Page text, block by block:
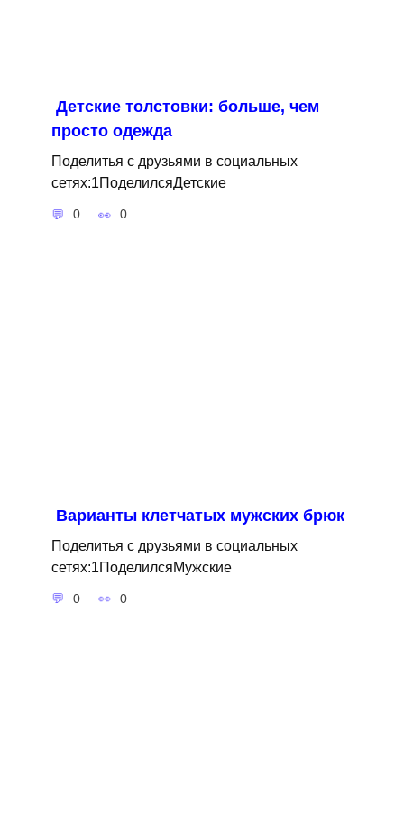
Детские толстовки: больше, чем
просто одежда
Поделитья с друзьями в социальных
сетях:1ПоделилсяДетские
0 0
Варианты клетчатых мужских брюк
Поделитья с друзьями в социальных
сетях:1ПоделилсяМужские
0 0